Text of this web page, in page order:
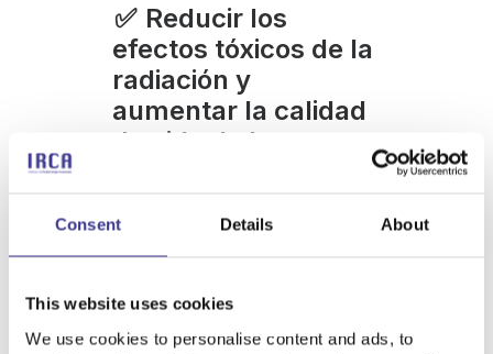
Consent Details About
This website uses cookies
We use cookies to personalise content and ads, to
✅ Reducir los
efectos tóxicos de la
radiación y
aumentar la calidad
de vida de los
tecnológica
oncológica
La radiocirugía no sólo logra reducir
de manera clara los efectos